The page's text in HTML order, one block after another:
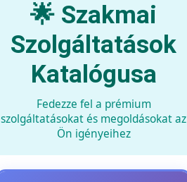
🌟 Szakmai
Szolgáltatások
Katalógusa
Fedezze fel a prémium
szolgáltatásokat és megoldásokat az
Ön igényeihez